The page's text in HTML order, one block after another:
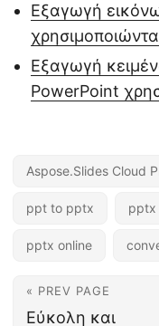
Εξαγωγή
Εξαγωγή
PowerPoint
Aspose.Slides Cloud
ppt to pptx
pptx online
« PREV PAGE
Εύκολη και